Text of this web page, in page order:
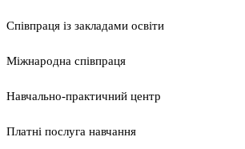
Співпраця із закладами освіти
Міжнародна співпраця
Навчально-практичний центр
Платні послуга навчання